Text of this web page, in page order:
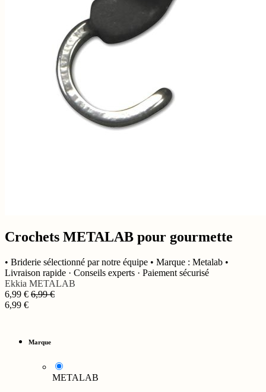
Crochets METALAB pour gourmette
• Briderie sélectionné par notre équipe • Marque : Metalab •
Livraison rapide · Conseils experts · Paiement sécurisé
Ekkia METALAB
6,99 € 6,99€
6,99 €
Marque
METALAB